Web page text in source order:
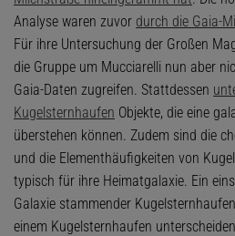
Analyse waren zuvor durch die Gaia-
Für ihre Untersuchung der Großen
die Gruppe um Mucciarelli nun aber
Gaia-Daten zugreifen. Stattdessen
Kugelsternhaufen Objekte, die eine
überstehen können. Zudem sind die
und die Elementhäufigkeiten von
typisch für ihre Heimatgalaxie. Ein
Galaxie stammender
einem Kugelsternhaufen